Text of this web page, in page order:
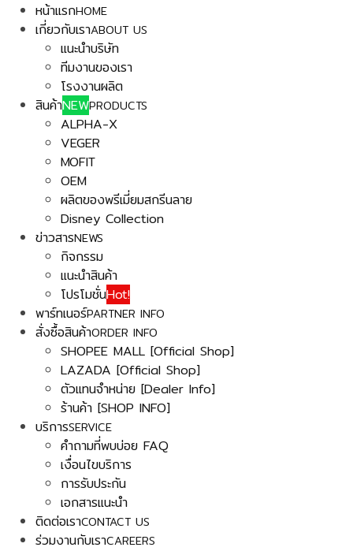
หน้าแรกHOME
เกี่ยวกับเราABOUT US
แนะนำบริษัท
ทีมงานของเรา
โรงงานผลิต
สินค้าNEWPRODUCTS
ALPHA-X
VEGER
MOFIT
OEM
ผลิตของพรีเมี่ยมสกรีนลาย
Disney Collection
ข่าวสารNEWS
กิจกรรม
แนะนำสินค้า
โปรโมชั่นHot!
พาร์ทเนอร์PARTNER INFO
สั่งซื้อสินค้าORDER INFO
SHOPEE MALL [Official Shop]
LAZADA [Official Shop]
ตัวแทนจำหน่าย [Dealer Info]
ร้านค้า [SHOP INFO]
บริการSERVICE
คำถามที่พบบ่อย FAQ
เงื่อนไขบริการ
การรับประกัน
เอกสารแนะนำ
ติดต่อเราCONTACT US
ร่วมงานกับเราCAREERS